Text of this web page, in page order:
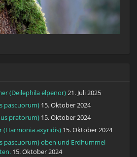
(Deilephila elpenor)21. Juli 2025
pascuorum) 15. Oktober 2024
pratorum) 15. Oktober 2024
(Harmonia axyridis) 15. Oktober 2024
pascuorum) oben und Erdhummel
15. Oktober 2024